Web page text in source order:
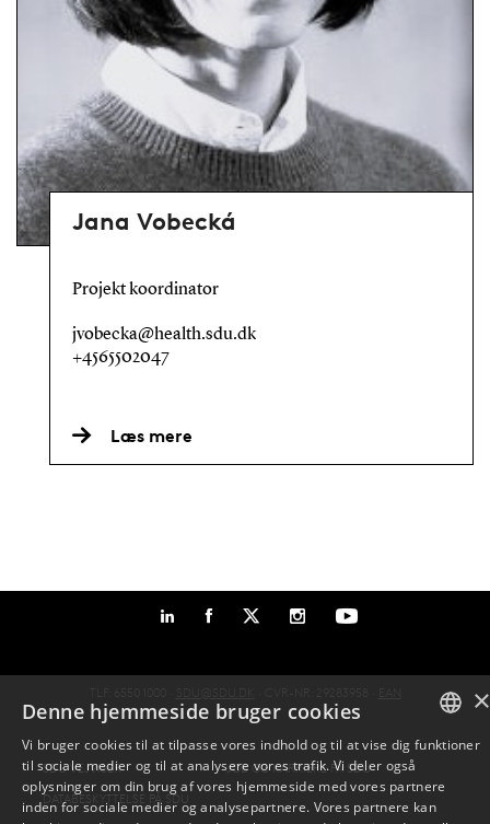
Jana Vobecká
Projekt koordinator
jvobecka@health.sdu.dk
+4565502047
Læs mere
SDU VEJVISER
JOB OG KARRIERE PÅ SDU
DATABESKYTTELSE PÅ SDU
ENGLISH
×
Denne hjemmeside bruger cookies
Vi bruger cookies til at tilpasse vores indhold og til at vise dig funktioner
til sociale medier og til at analysere vores trafik. Vi deler også
oplysninger om din brug af vores hjemmeside med vores partnere
inden for sociale medier og analysepartnere. Vores partnere kan